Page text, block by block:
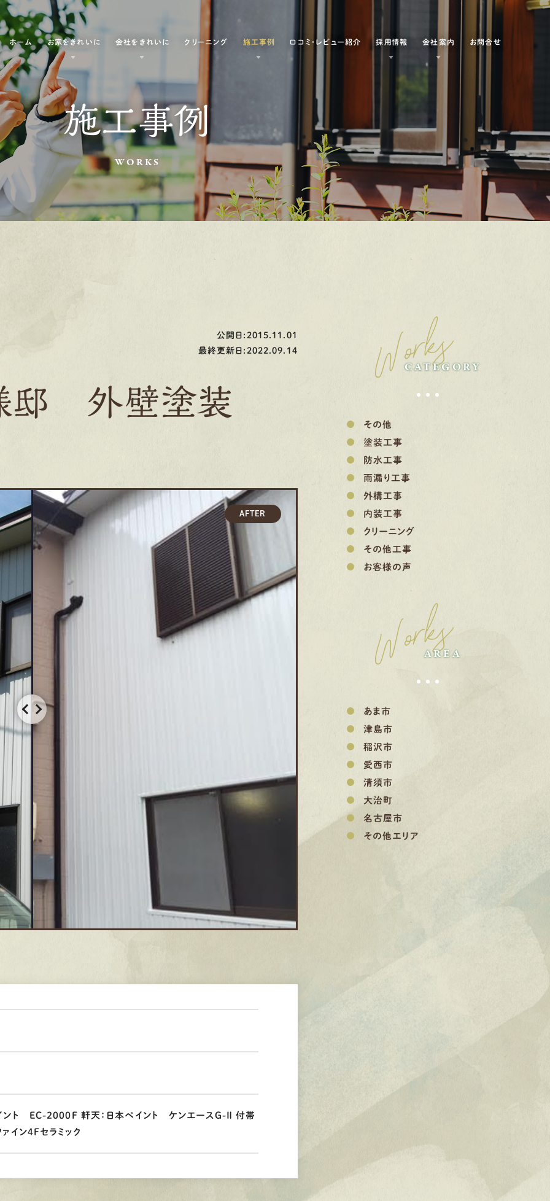
ホーム お家をきれいに 会社をきれいに クリーニング 施工事例 口コミ・レビュー紹介 採用情報 会社案内 お問合せ
施工事例
WORKS
公開日:2015.11.01
最終更新日:2022.09.14
邸 外壁塗装
ント EC-2000F 軒天：日本ペイント ケンエースG-Ⅱ 付帯
イン4Fセラミック
Works
CATEGORY
その他
塗装工事
防水工事
雨漏り工事
外構工事
内装工事
クリーニング
その他工事
お客様の声
Works
AREA
あま市
津島市
稲沢市
愛西市
清須市
大治町
名古屋市
その他エリア